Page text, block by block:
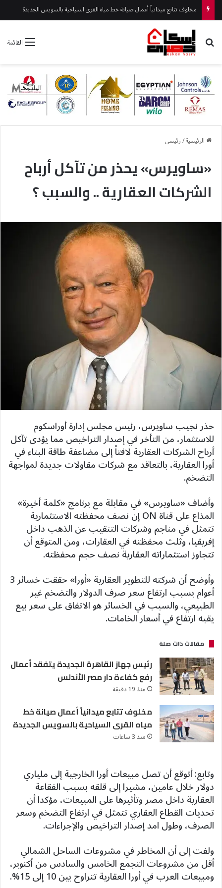
مخلوف تتابع ميدانياً أعمال صيانة خط مياه القرى السياحية بالسويس الجديدة
القائمة بحث عن
الرئيسية/رئيسي
«ساويرس» يحذر من تآكل أرباح
الشركات العقارية .. والسبب ؟
حذر نجيب ساويرس، رئيس مجلس إدارة أوراسكوم
للاستثمار، من التأخر في إصدار التراخيص مما يؤدى تآكل
أرباح الشركات العقارية لافتاً إلى مضاعفة طاقة البناء في
أورا العقارية، بالتعاقد مع شركات مقاولات جديدة لمواجهة
التضخم.
وأضاف «ساويرس» في مقابلة مع برنامج «كلمة أخيرة»
المذاع على قناة ON إن نصف محفظته الاستثمارية
تتمثل في مناجم وشركات التنقيب عن الذهب داخل
إفريقيا، وثلث محفظته في العقارات، ومن المتوقع أن
تتجاوز استثماراته العقارية نصف حجم محفظته.
وأوضح أن شركته للتطوير العقارية «أورا» حققت خسائر 3
أعوام بسبب ارتفاع سعر صرف الدولار والتضخم غير
الطبيعي، والسبب في الخسائر هو الاتفاق على سعر بيع
يقبه ارتفاع في أسعار الخامات.
مقالات ذات صلة
رئيس جهاز القاهرة الجديدة يتفقد أعمال
رفع كفاءة دار مصر الأندلس
منذ 19 دقيقة
مخلوف تتابع ميدانياً أعمال صيانة خط
مياه القرى السياحية بالسويس الجديدة
منذ 3 ساعات
وتابع: أتوقع أن تصل مبيعات أورا الخارجية إلى ملياري
دولار خلال عامين، مشيرا إلى قلقه بسبب الفقاعة
العقارية داخل مصر وتأثيرها على المبيعات، مؤكدا أن
تحديات القطاع العقاري تتمثل في ارتفاع التضخم وسعر
الصرف، وطول امد إصدار التراخيص والإجراءات.
ولفت إلى أن المخاطر في مشروعات الساحل الشمالي
أقل من مشروعات التجمع الخامس والسادس من أكتوبر،
ومبيعات العرب في أورا العقارية تتراوح بين 10 إلى 15%.